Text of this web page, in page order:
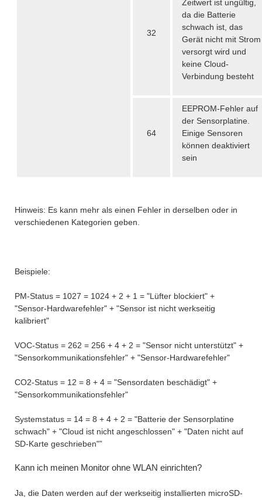
32
Zeitwert ist ungültig,
da die Batterie
schwach ist, das
Gerät nicht mit Strom
versorgt wird und
keine Cloud-
Verbindung besteht
64
EEPROM-Fehler auf
der Sensorplatine.
Einige Sensoren
können deaktiviert
sein
Hinweis: Es kann mehr als einen Fehler in derselben oder in
verschiedenen Kategorien geben.
Beispiele:
PM-Status = 1027 = 1024 + 2 + 1 = "Lüfter blockiert" +
"Sensor-Hardwarefehler" + "Sensor ist nicht werkseitig
kalibriert"
VOC-Status = 262 = 256 + 4 + 2 = "Sensor nicht unterstützt" +
"Sensorkommunikationsfehler" + "Sensor-Hardwarefehler"
CO2-Status = 12 = 8 + 4 = "Sensordaten beschädigt" +
"Sensorkommunikationsfehler"
Systemstatus = 14 = 8 + 4 + 2 = "Batterie der Sensorplatine
schwach" + "Cloud ist nicht angeschlossen" + "Daten nicht auf
SD-Karte geschrieben"”
Kann ich meinen Monitor ohne WLAN einrichten?
Ja, die Daten werden auf der werkseitig installierten microSD-